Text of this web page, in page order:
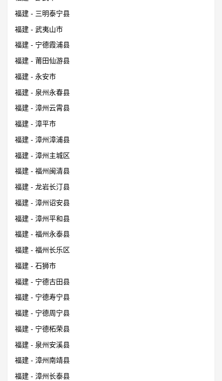
福建 - 三明泰宁县
福建 - 武夷山市
福建 - 宁德霞浦县
福建 - 莆田仙游县
福建 - 永安市
福建 - 泉州永春县
福建 - 漳州云霄县
福建 - 漳平市
福建 - 漳州漳浦县
福建 - 漳州主城区
福建 - 福州闽清县
福建 - 龙岩长汀县
福建 - 漳州诏安县
福建 - 漳州平和县
福建 - 福州永泰县
福建 - 福州长乐区
福建 - 石狮市
福建 - 宁德古田县
福建 - 宁德寿宁县
福建 - 宁德周宁县
福建 - 宁德柘荣县
福建 - 泉州安溪县
福建 - 漳州南靖县
福建 - 漳州长泰县